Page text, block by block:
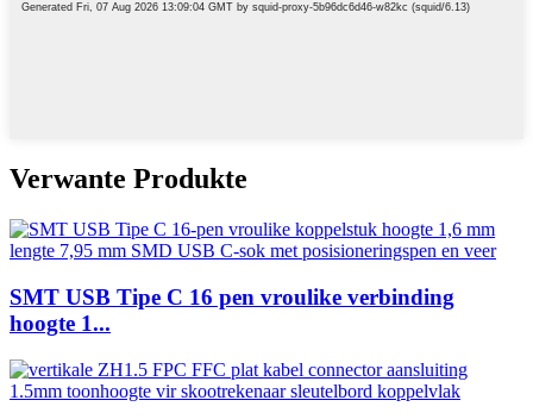
Verwante Produkte
SMT USB Tipe C 16 pen vroulike verbinding
hoogte 1...